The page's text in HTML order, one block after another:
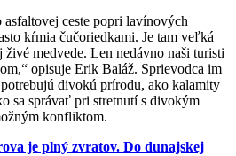
ceste popri lavínových
kŕmia čučoriedkami. Je tam veľká
medvede. Len nedávno naši turisti
opisuje Erik Baláž. Sprievodca im
divokú prírodu, ako kalamity
sa správať pri stretnutí s divokým
konfliktom.
je plný zvratov. Do dunajskej